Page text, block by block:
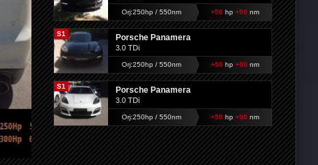
Orj:250hp / 550nm +50 hp +90 nm
S1 Porsche Panamera
3.0 TDi
Orj:250hp / 550nm +50 hp +90 nm
S1 Porsche Panamera
3.0 TDi
Orj:250hp / 550nm +50 hp +90 nm